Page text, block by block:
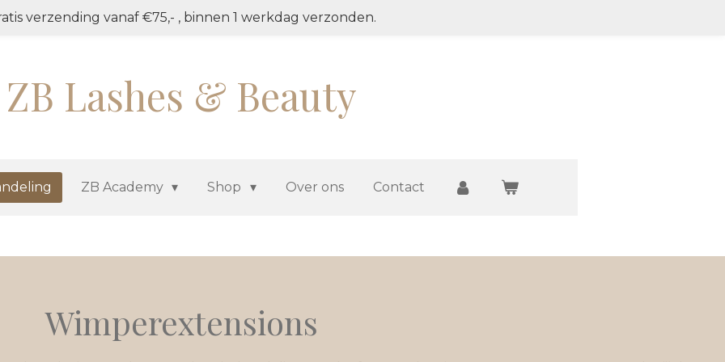
verzending vanaf €75,- , binnen 1 werkdag verzonden.
ZB Lashes & Beauty
ZB Academy Shop Over ons Contact
Wimperextensions